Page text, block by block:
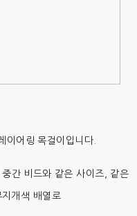
이어링 목걸이입니다.
간 비드와 같은 사이즈, 같은
개색 배열로